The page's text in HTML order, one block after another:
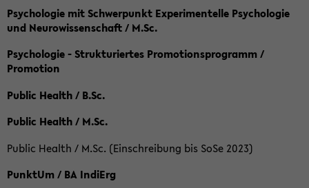
Psychologie mit Schwerpunkt Experimentelle Psychologie
und Neurowissenschaft / M.Sc.
Psychologie - Strukturiertes Promotionsprogramm /
Promotion
Public Health / B.Sc.
Public Health / M.Sc.
Public Health / M.Sc. (Einschreibung bis SoSe 2023)
PunktUm / BA IndiErg